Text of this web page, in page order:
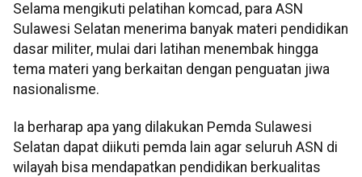
Selama mengikuti pelatihan komcad, para ASN
Sulawesi Selatan menerima banyak materi pendidikan
dasar militer, mulai dari latihan menembak hingga
tema materi yang berkaitan dengan penguatan jiwa
nasionalisme.
Ia berharap apa yang dilakukan Pemda Sulawesi
Selatan dapat diikuti pemda lain agar seluruh ASN di
wilayah bisa mendapatkan pendidikan berkualitas